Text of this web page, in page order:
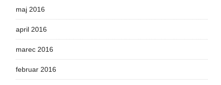
maj 2016
april 2016
marec 2016
februar 2016